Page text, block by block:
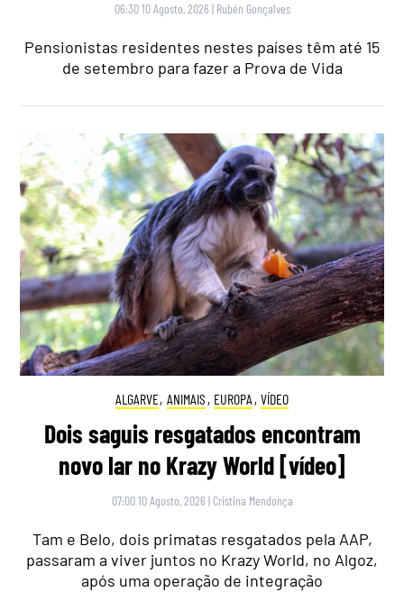
06:30 10 Agosto, 2026 | Rubén Gonçalves
Pensionistas residentes nestes países têm até 15
de setembro para fazer a Prova de Vida
ALGARVE, ANIMAIS , EUROPA , VÍDEO
Dois saguis resgatados encontram
novo lar no Krazy World [vídeo]
07:00 10 Agosto, 2026 | Cristina Mendonça
Tam e Belo, dois primatas resgatados pela AAP,
passaram a viver juntos no Krazy World, no Algoz,
após uma operação de integração